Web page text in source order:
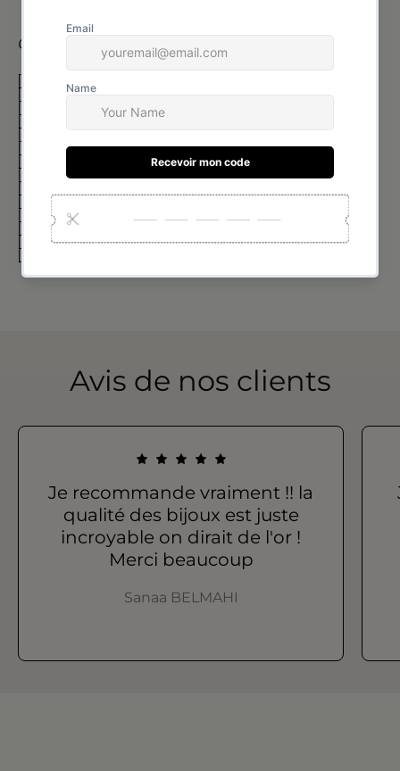
Guide des tailles :
Avis de nos clients
Je recommande vraiment !! la
qualité des bijoux est juste
incroyable on dirait de l'or !
Merci beaucoup
Sanaa BELMAHI